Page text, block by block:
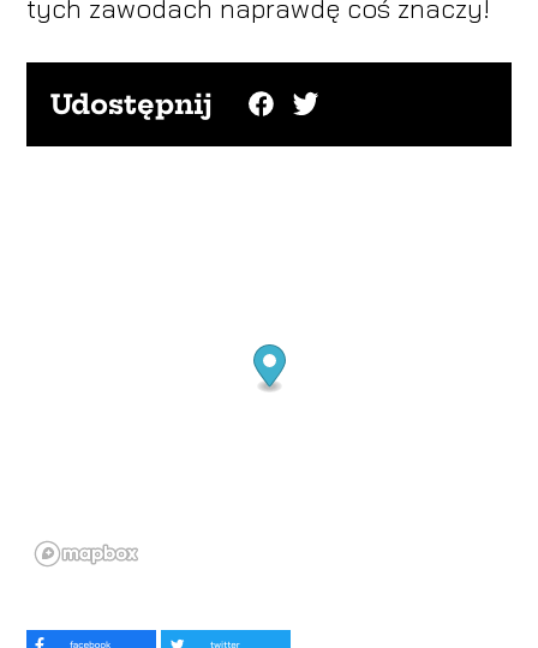
tych zawodach naprawdę coś znaczy!
Udostępnij